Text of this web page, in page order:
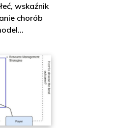
wskaźnik
chorób